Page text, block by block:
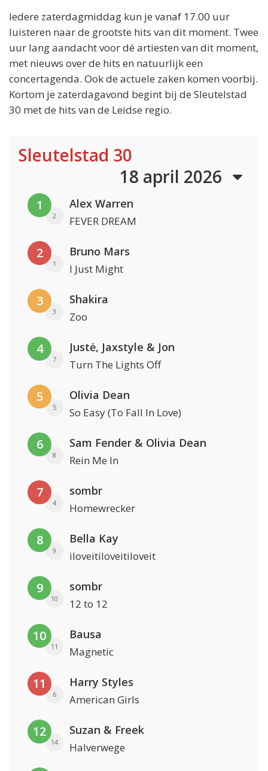
Iedere zaterdagmiddag kun je vanaf 17.00 uur
luisteren naar de grootste hits van dit moment. Twee
uur lang aandacht voor dé artiesten van dit moment,
met nieuws over de hits en natuurlijk een
concertagenda. Ook de actuele zaken komen voorbij.
Kortom je zaterdagavond begint bij de Sleutelstad
30 met de hits van de Leidse regio.
Sleutelstad 30
18 april 2026
1
2
Alex Warren
FEVER DREAM
2
1
Bruno Mars
I Just Might
3
3
Shakira
Zoo
4
7
Justė, Jaxstyle & Jon
Turn The Lights Off
5
5
Olivia Dean
So Easy (To Fall In Love)
6
8
Sam Fender & Olivia Dean
Rein Me In
7
4
sombr
Homewrecker
8
9
Bella Kay
iloveitiloveitiloveit
9
10
sombr
12 to 12
10
11
Bausa
Magnetic
11
6
Harry Styles
American Girls
12
14
Suzan & Freek
Halverwege